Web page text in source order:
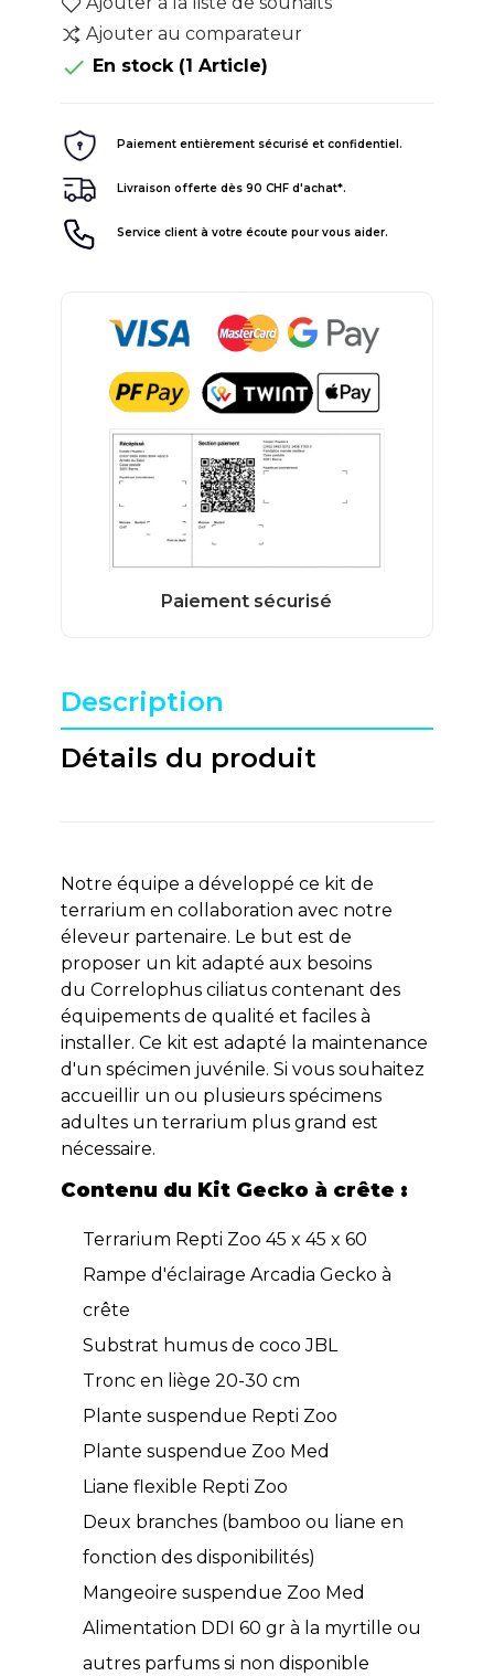
Ajouter au comparateur
 En stock (1 Article)
Paiement entièrement sécurisé et confidentiel.
Livraison offerte dès 90 CHF d'achat*.
Service client à votre écoute pour vous aider.
Description
Détails du produit
Notre équipe a développé ce kit de
terrarium en collaboration avec notre
éleveur partenaire. Le but est de
proposer un kit adapté aux besoins
du Correlophus ciliatus contenant des
équipements de qualité et faciles à
installer. Ce kit est adapté la maintenance
d'un spécimen juvénile. Si vous souhaitez
accueillir un ou plusieurs spécimens
adultes un terrarium plus grand est
nécessaire.
Contenu du Kit Gecko à crête :
Terrarium Repti Zoo 45 x 45 x 60
Rampe d'éclairage Arcadia Gecko à
crête
Substrat humus de coco JBL
Tronc en liège 20-30 cm
Plante suspendue Repti Zoo
Plante suspendue Zoo Med
Liane flexible Repti Zoo
Deux branches (bamboo ou liane en
fonction des disponibilités)
Mangeoire suspendue Zoo Med
Alimentation DDI 60 gr à la myrtille ou
autres parfums si non disponible